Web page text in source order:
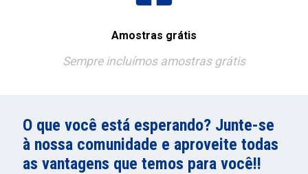
Amostras grátis
Sempre incluímos amostras grátis
O que você está esperando? Junte-se
à nossa comunidade e aproveite todas
as vantagens que temos para você!!